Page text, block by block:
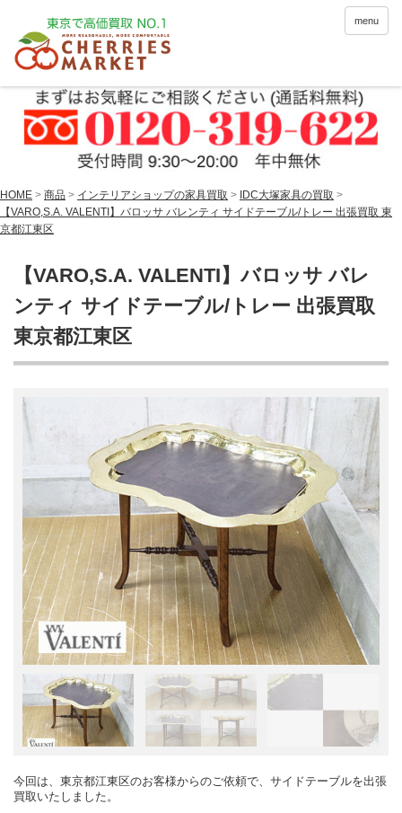
menu
HOME > 商品 > インテリアショップの家具買取 > IDC大塚家具の買取 >
【VARO,S.A. VALENTI】バロッサ バレンティ サイドテーブル/トレー 出張買取 東
京都江東区
【VARO,S.A. VALENTI】バロッサ バレ
ンティ サイドテーブル/トレー 出張買取
東京都江東区
今回は、東京都江東区のお客様からのご依頼で、サイドテーブルを出張
買取いたしました。